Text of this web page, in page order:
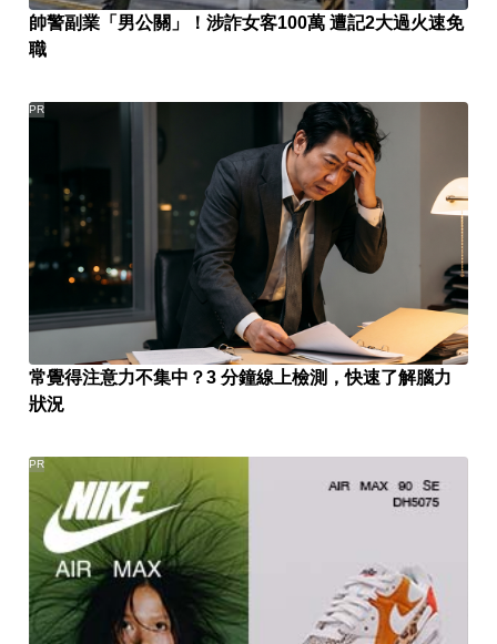
帥警副業「男公關」！涉詐女客100萬 遭記2大過火速免
職
常覺得注意力不集中？3 分鐘線上檢測，快速了解腦力
狀況
PR
PR